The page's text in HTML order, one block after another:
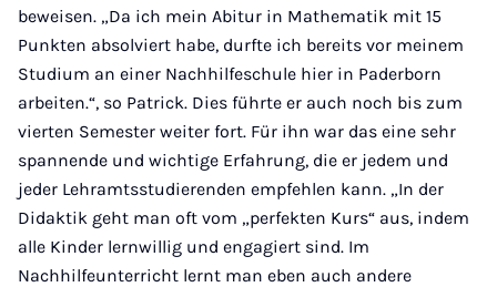
beweisen. „Da ich mein Abitur in Mathematik mit 15
Punkten absolviert habe, durfte ich bereits vor meinem
Studium an einer Nachhilfeschule hier in Paderborn
arbeiten.“, so Patrick. Dies führte er auch noch bis zum
vierten Semester weiter fort. Für ihn war das eine sehr
spannende und wichtige Erfahrung, die er jedem und
jeder Lehramtsstudierenden empfehlen kann. „In der
Didaktik geht man oft vom „perfekten Kurs“ aus, indem
alle Kinder lernwillig und engagiert sind. Im
Nachhilfeunterricht lernt man eben auch andere